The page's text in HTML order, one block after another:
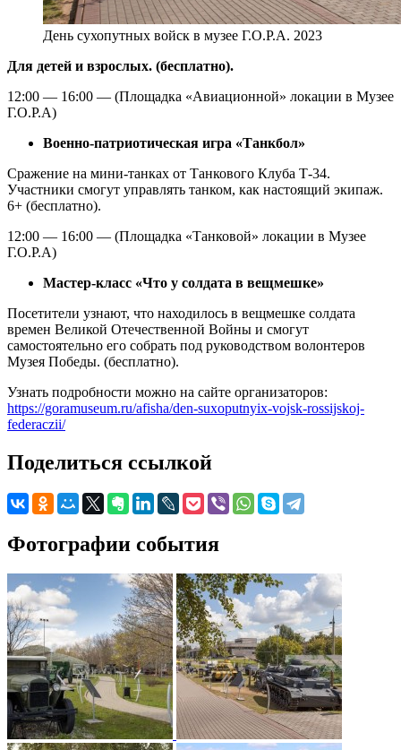
День сухопутных войск в музее Г.О.Р.А. 2023
Для детей и взрослых. (бесплатно).
12:00 — 16:00 — (Площадка «Авиационной» локации в Музее
Г.О.Р.А)
Военно-патриотическая игра «Танкбол»
Сражение на мини-танках от Танкового Клуба Т-34.
Участники смогут управлять танком, как настоящий экипаж.
6+ (бесплатно).
12:00 — 16:00 — (Площадка «Танковой» локации в Музее
Г.О.Р.А)
Мастер-класс «Что у солдата в вещмешке»
Посетители узнают, что находилось в вещмешке солдата
времен Великой Отечественной Войны и смогут
самостоятельно его собрать под руководством волонтеров
Музея Победы. (бесплатно).
Узнать подробности можно на сайте организаторов:
https://goramuseum.ru/afisha/den-suxoputnyix-vojsk-rossijskoj-
federaczii/
Поделиться ссылкой
Фотографии события